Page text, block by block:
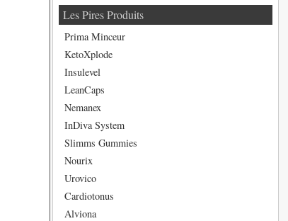
Les Pires Produits
Prima Minceur
KetoXplode
Insulevel
LeanCaps
Nemanex
InDiva System
Slimms Gummies
Nourix
Urovico
Cardiotonus
Alviona